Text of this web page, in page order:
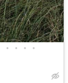
• • • •